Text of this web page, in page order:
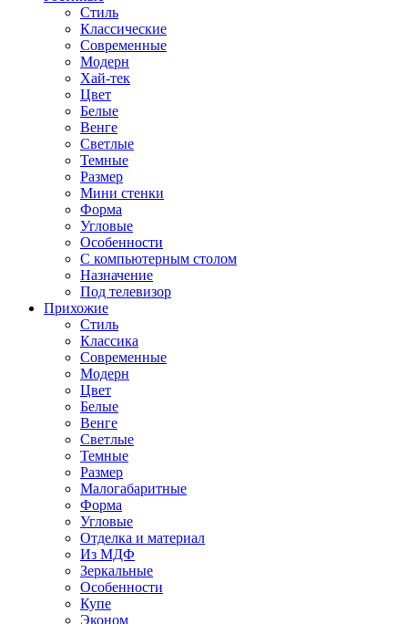
Стиль
Классические
Современные
Модерн
Хай-тек
Цвет
Белые
Венге
Светлые
Темные
Размер
Мини стенки
Форма
Угловые
Особенности
С компьютерным столом
Назначение
Под телевизор
Прихожие
Стиль
Классика
Современные
Модерн
Цвет
Белые
Венге
Светлые
Темные
Размер
Малогабаритные
Форма
Угловые
Отделка и материал
Из МДФ
Зеркальные
Особенности
Купе
Эконом